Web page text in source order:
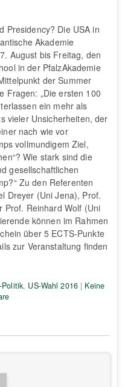
Presidency? Die USA in
Akademie
August bis Freitag, den
in der PfalzAkademie
der Summer
Fragen: „Die ersten 100
ein mehr als
vieler Unsicherheiten, der
nach wie vor
vollmundigem Ziel,
Wie stark sind die
gesellschaftlichen
Zu den Referenten
Dreyer (Uni Jena), Prof.
Prof. Reinhard Wolf (Uni
können im Rahmen
über 5 ECTS-Punkte
zur Veranstaltung finden
Politik, US-Wahl 2016 | Keine